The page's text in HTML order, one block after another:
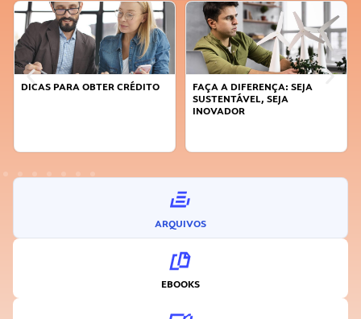
DICAS PARA OBTER CRÉDITO
FAÇA A DIFERENÇA: SEJA
SUSTENTÁVEL, SEJA
INOVADOR
ARQUIVOS
EBOOKS